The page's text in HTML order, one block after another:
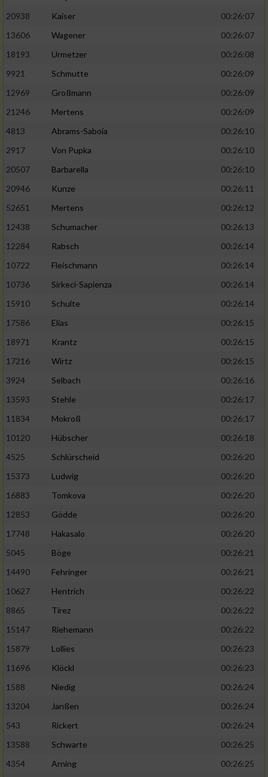
20938
Kaiser
00:26:07
13606
Wagener
00:26:07
18193
Urmetzer
00:26:08
9921
Schmutte
00:26:09
12969
Großmann
00:26:09
21246
Mertens
00:26:09
4813
Abrams-Saboia
00:26:10
2917
Von Pupka
00:26:10
20507
Barbarella
00:26:10
20946
Kunze
00:26:11
52651
Mertens
00:26:12
12438
Schumacher
00:26:13
12284
Rabsch
00:26:14
10722
Fleischmann
00:26:14
10736
Sirkeci-Sapienza
00:26:14
15910
Schulte
00:26:14
17586
Elias
00:26:15
18971
Krantz
00:26:15
17216
Wirtz
00:26:15
3924
Selbach
00:26:16
13593
Stehle
00:26:17
11834
Mokroß
00:26:17
10120
Hübscher
00:26:18
4525
Schlürscheid
00:26:20
15373
Ludwig
00:26:20
16883
Tomkova
00:26:20
12853
Gödde
00:26:20
17748
Hakasalo
00:26:20
5045
Böge
00:26:21
14490
Fehringer
00:26:21
10627
Hentrich
00:26:22
8865
Tirez
00:26:22
15147
Riehemann
00:26:22
15879
Lollies
00:26:23
11696
Klöckl
00:26:23
1588
Niedig
00:26:24
13204
Janßen
00:26:24
543
Rickert
00:26:24
13588
Schwarte
00:26:25
4354
Arning
00:26:25